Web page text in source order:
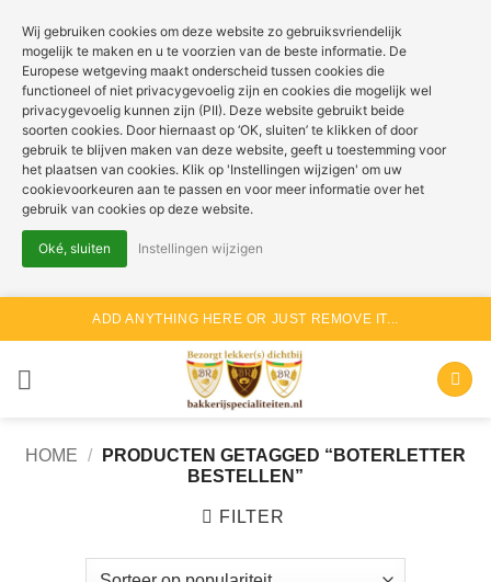
naar
ADD ANYTHING HERE OR JUST REMOVE IT...
HOME /
PRODUCTEN GETAGGED “BOTERLETTER
BESTELLEN”
FILTER
Wij gebruiken cookies om deze website zo gebruiksvriendelijk
mogelijk te maken en u te voorzien van de beste informatie. De
Europese wetgeving maakt onderscheid tussen cookies die
functioneel of niet privacygevoelig zijn en cookies die mogelijk wel
privacygevoelig kunnen zijn (PII). Deze website gebruikt beide
soorten cookies. Door hiernaast op ‘OK, sluiten’ te klikken of door
gebruik te blijven maken van deze website, geeft u toestemming voor
het plaatsen van cookies. Klik op 'Instellingen wijzigen' om uw
cookievoorkeuren aan te passen en voor meer informatie over het
gebruik van cookies op deze website.
Oké, sluiten Instellingen wijzigen